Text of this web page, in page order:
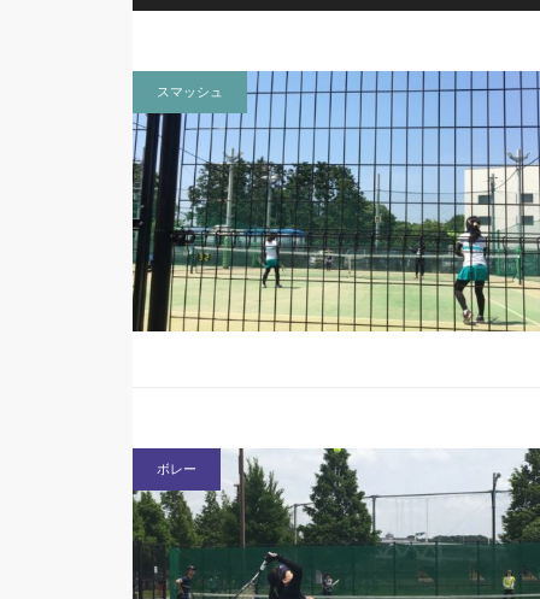
スマッシュ
ボレー